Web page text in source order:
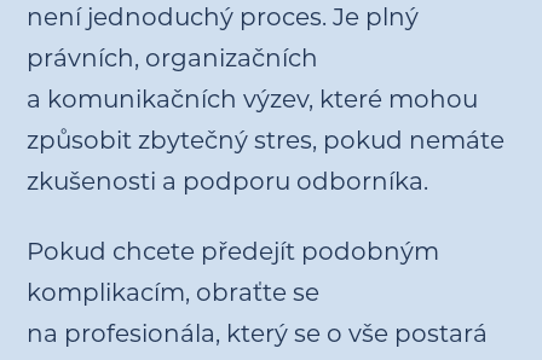
není jednoduchý proces. Je plný
právních, organizačních
a komunikačních výzev, které mohou
způsobit zbytečný stres, pokud nemáte
zkušenosti a podporu odborníka.
Pokud chcete předejít podobným
komplikacím, obraťte se
na profesionála, který se o vše postará